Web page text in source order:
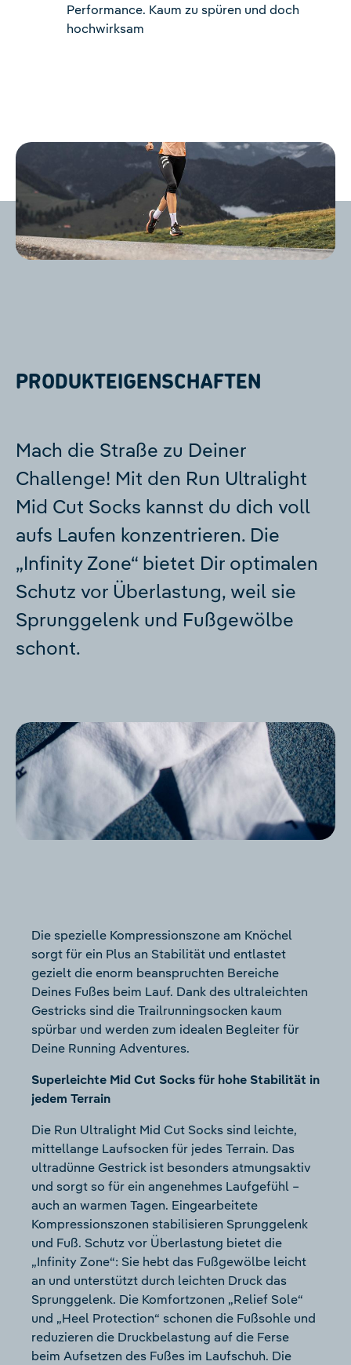
Performance. Kaum zu spüren und doch
hochwirksam
PRODUKTEIGENSCHAFTEN
Mach die Straße zu Deiner
Challenge! Mit den Run Ultralight
Mid Cut Socks kannst du dich voll
aufs Laufen konzentrieren. Die
„Infinity Zone“ bietet Dir optimalen
Schutz vor Überlastung, weil sie
Sprunggelenk und Fußgewölbe
schont.
Die spezielle Kompressionszone am Knöchel
sorgt für ein Plus an Stabilität und entlastet
gezielt die enorm beanspruchten Bereiche
Deines Fußes beim Lauf. Dank des ultraleichten
Gestricks sind die Trailrunningsocken kaum
spürbar und werden zum idealen Begleiter für
Deine Running Adventures.
Superleichte Mid Cut Socks für hohe Stabilität in
jedem Terrain
Die Run Ultralight Mid Cut Socks sind leichte,
mittellange Laufsocken für jedes Terrain. Das
ultradünne Gestrick ist besonders atmungsaktiv
und sorgt so für ein angenehmes Laufgefühl –
auch an warmen Tagen. Eingearbeitete
Kompressionszonen stabilisieren Sprunggelenk
und Fuß. Schutz vor Überlastung bietet die
„Infinity Zone“: Sie hebt das Fußgewölbe leicht
an und unterstützt durch leichten Druck das
Sprunggelenk. Die Komfortzonen „Relief Sole“
und „Heel Protection“ schonen die Fußsohle und
reduzieren die Druckbelastung auf die Ferse
beim Aufsetzen des Fußes im Laufschuh. Die